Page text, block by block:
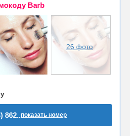
Barb
26 фото
862..показать номер